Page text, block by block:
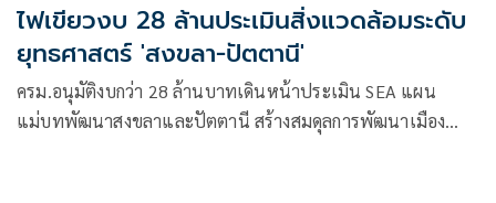
ไฟเขียวงบ 28 ล้านประเมินสิ่งแวดล้อมระดับ
ยุทธศาสตร์ 'สงขลา-ปัตตานี'
ครม.อนุมัติงบกว่า 28 ล้านบาทเดินหน้าประเมิน SEA แผน
แม่บทพัฒนาสงขลาและปัตตานี สร้างสมดุลการพัฒนาเมือง